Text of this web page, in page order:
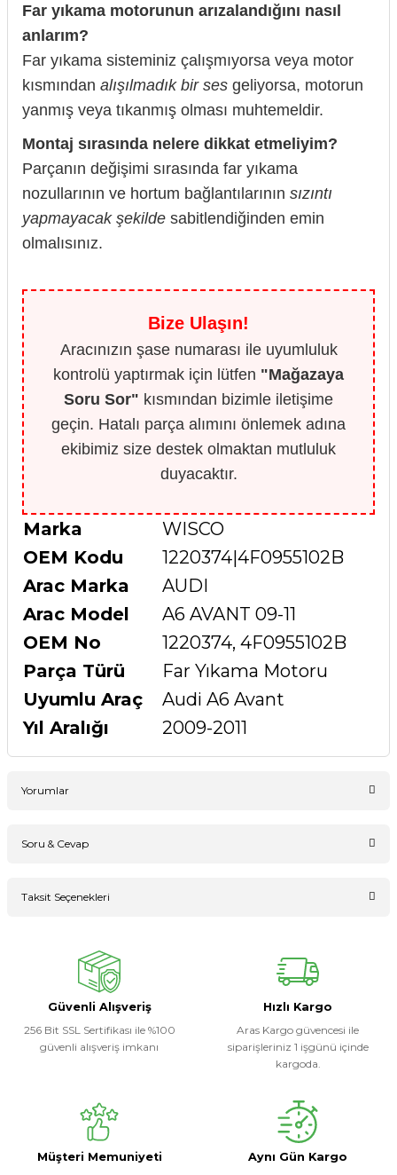
Far yıkama motorunun arızalandığını nasıl
anlarım?
Far yıkama sisteminiz çalışmıyorsa veya motor
kısmından alışılmadık bir ses geliyorsa, motorun
yanmış veya tıkanmış olması muhtemeldir.
Montaj sırasında nelere dikkat etmeliyim?
Parçanın değişimi sırasında far yıkama
nozullarının ve hortum bağlantılarının sızıntı
yapmayacak şekilde sabitlendiğinden emin
olmalısınız.
Bize Ulaşın!
Aracınızın şase numarası ile uyumluluk
kontrolü yaptırmak için lütfen "Mağazaya
Soru Sor" kısmından bizimle iletişime
geçin. Hatalı parça alımını önlemek adına
ekibimiz size destek olmaktan mutluluk
duyacaktır.
Marka
WISCO
OEM Kodu
1220374|4F0955102B
Arac Marka
AUDI
Arac Model
A6 AVANT 09-11
OEM No
1220374, 4F0955102B
Parça Türü
Far Yıkama Motoru
Uyumlu Araç
Audi A6 Avant
Yıl Aralığı
2009-2011
Yorumlar
Soru & Cevap
Taksit Seçenekleri
Güvenli Alışveriş
256 Bit SSL Sertifikası ile %100
güvenli alışveriş imkanı
Hızlı Kargo
Aras Kargo güvencesi ile
siparişleriniz 1 işgünü içinde
kargoda.
Müşteri Memuniyeti
Aynı Gün Kargo